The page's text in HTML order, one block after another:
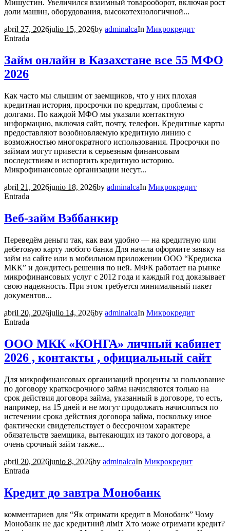
Мишустин. Увеличился взаимный товарооборот, включая рост
доли машин, оборудования, высокотехнологичной...
abril 27, 2026julio 15, 2026by adminalcaIn Микрокредит
Entrada
Займ онлайн в Казахстане все 55 МФО
2026
Как часто мы слышим от заемщиков, что у них плохая
кредитная история, просрочки по кредитам, проблемы с
долгами. По каждой МФО мы указали контактную
информацию, включая сайт, почту, телефон. Кредитные карты
предоставляют возобновляемую кредитную линию с
возможностью многократного использования. Просрочки по
займам могут привести к серьезным финансовым
последствиям и испортить кредитную историю.
Микрофинансовые организации несут...
abril 21, 2026junio 18, 2026by adminalcaIn Микрокредит
Entrada
Веб-займ Вэббанкир
Переведём деньги так, как вам удобно — на кредитную или
дебетовую карту любого банка Для начала оформите заявку на
займ на сайте или в мобильном приложении ООО “Кредиска
МКК” и дождитесь решения по ней. МФК работает на рынке
микрофинансовых услуг с 2012 года и каждый год доказывает
свою надежность. При этом требуется минимальный пакет
документов...
abril 20, 2026julio 14, 2026by adminalcaIn Микрокредит
Entrada
ООО МКК «КОНГА» личный кабинет
2026 , контакты , официальный сайт
Для микрофинансовых организаций проценты за пользование
по договору краткосрочного займа начисляются только на
срок действия договора займа, указанный в договоре, то есть,
например, на 15 дней и не могут продолжать начисляться по
истечении срока действия договора займа, поскольку иное
фактически свидетельствует о бессрочном характере
обязательств заемщика, вытекающих из такого договора, а
очень срочный займ также...
abril 20, 2026junio 8, 2026by adminalcaIn Микрокредит
Entrada
Кредит до завтра Монобанк
комментариев для “Як отримати кредит в Монобанк” Чому
Монобанк не дає кредитний ліміт Хто може отримати кредит?